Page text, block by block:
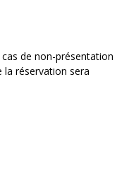
de non-présentation
réservation sera